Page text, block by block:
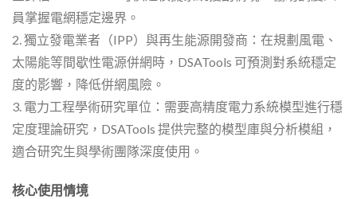
員掌握電網穩定邊界。
2. 獨立發電業者（IPP）與再生能源開發商：在規劃風電、
太陽能等間歇性電源併網時，DSATools 可預測對系統穩定
度的影響，降低併網風險。
3. 電力工程學術研究單位：需要高精度電力系統模型進行穩
定度理論研究，DSATools 提供完整的模型庫與分析模組，
適合研究生與學術團隊深度使用。
核心使用情境